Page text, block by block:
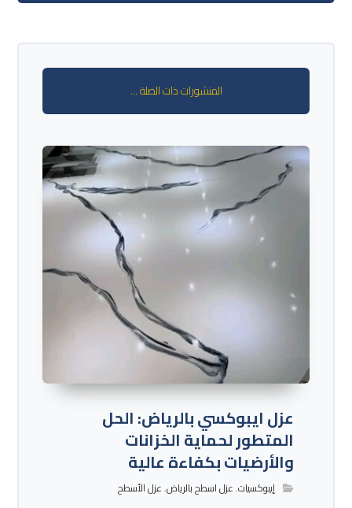
المنشورات ذات الصلة ...
عزل ايبوكسي بالرياض: الحل
المتطور لحماية الخزانات
والأرضيات بكفاءة عالية
إيبوكسيات,عزل اسطح بالرياض,عزل الأسطح